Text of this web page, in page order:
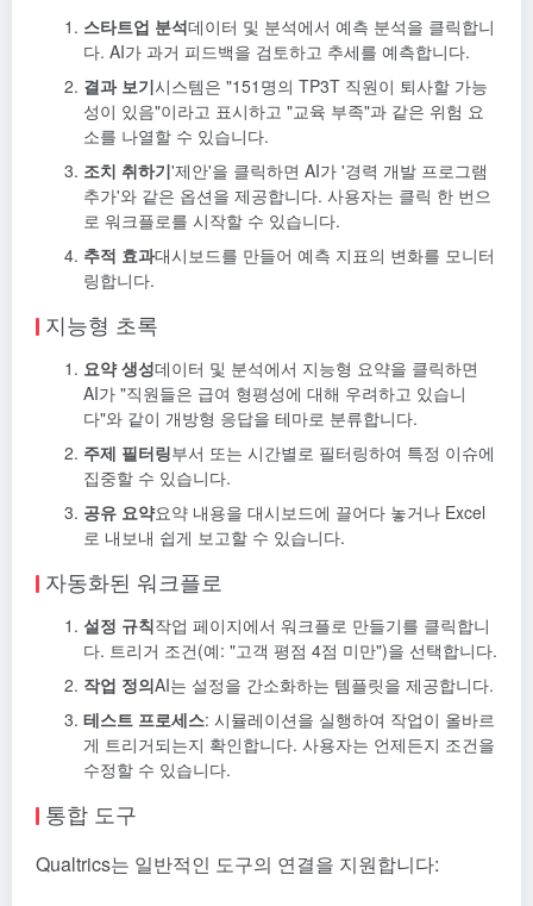
스타트업 분석데이터 및 분석에서 예측 분석을 클릭합니
다. AI가 과거 피드백을 검토하고 추세를 예측합니다.
결과 보기시스템은 "151명의 TP3T 직원이 퇴사할 가능
성이 있음"이라고 표시하고 "교육 부족"과 같은 위험 요
소를 나열할 수 있습니다.
조치 취하기'제안'을 클릭하면 AI가 '경력 개발 프로그램
추가'와 같은 옵션을 제공합니다. 사용자는 클릭 한 번으
로 워크플로를 시작할 수 있습니다.
추적 효과대시보드를 만들어 예측 지표의 변화를 모니터
링합니다.
지능형 초록
요약 생성데이터 및 분석에서 지능형 요약을 클릭하면
AI가 "직원들은 급여 형평성에 대해 우려하고 있습니
다"와 같이 개방형 응답을 테마로 분류합니다.
주제 필터링부서 또는 시간별로 필터링하여 특정 이슈에
집중할 수 있습니다.
공유 요약요약 내용을 대시보드에 끌어다 놓거나 Excel
로 내보내 쉽게 보고할 수 있습니다.
자동화된 워크플로
설정 규칙작업 페이지에서 워크플로 만들기를 클릭합니
다. 트리거 조건(예: "고객 평점 4점 미만")을 선택합니다.
작업 정의AI는 설정을 간소화하는 템플릿을 제공합니다.
테스트 프로세스: 시뮬레이션을 실행하여 작업이 올바르
게 트리거되는지 확인합니다. 사용자는 언제든지 조건을
수정할 수 있습니다.
통합 도구
Qualtrics는 일반적인 도구의 연결을 지원합니다: